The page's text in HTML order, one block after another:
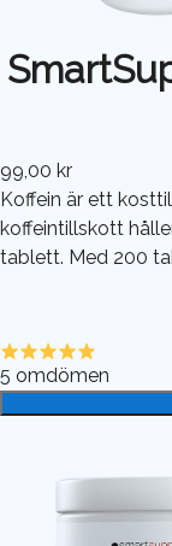
99,00 kr
Koffein är ett
koffeintillskott
tablett. Med 200
5 omdömen